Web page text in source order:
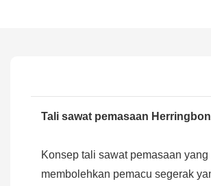
Tali sawat pemasaan
Konsep tali sawat pemasaan
membolehkan pemacu segerak